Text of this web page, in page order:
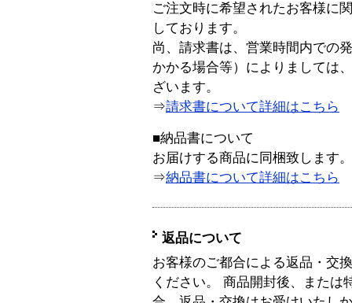
ご注文時に希望されたお客様に
しております。
尚、請求書は、営業時間内での
かかる場合等）によりましては
ざいます。
⇒請求書について詳細はこちら
■納品書について
お届けする商品に同梱致します。
⇒納品書について詳細はこちら
返品について
お客様のご都合による返品・交
ください。 商品開封後、または